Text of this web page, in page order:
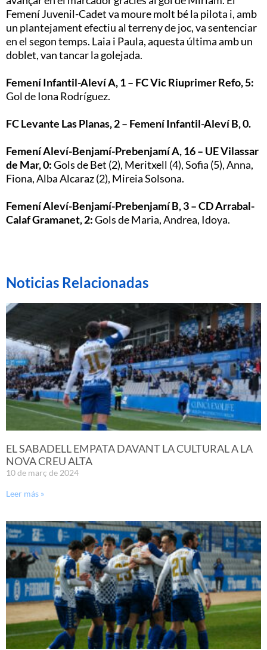
Femení Juvenil-Cadet va moure molt bé la pilota i, amb
un plantejament efectiu al terreny de joc, va sentenciar
en el segon temps. Laia i Paula, aquesta última amb un
doblet, van tancar la golejada.
Femení Infantil-Aleví A, 1 – FC Vic Riuprimer Refo, 5:
Gol de Iona Rodríguez.
FC Levante Las Planas, 2 – Femení Infantil-Aleví B, 0.
Femení Aleví-Benjamí-Prebenjamí A, 16 – UE Vilassar
de Mar, 0:Gols de Bet (2), Meritxell (4), Sofia (5), Anna,
Fiona, Alba Alcaraz (2), Mireia Solsona.
Femení Aleví-Benjamí-Prebenjamí B, 3 – CD Arrabal-
Calaf Gramanet, 2:Gols de Maria, Andrea, Idoya.
Noticias Relacionadas
EL SABADELL EMPATA DAVANT LA CULTURAL A LA
NOVA CREU ALTA
10 de març de 2024
Leer más »